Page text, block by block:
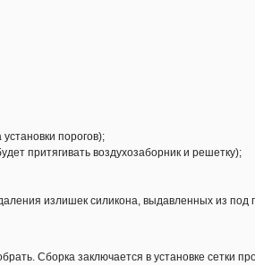
порогов);
притягивать воздухозаборник и решетку);
излишек силикона, выдавленных из под
Сборка заключается в установке сетки